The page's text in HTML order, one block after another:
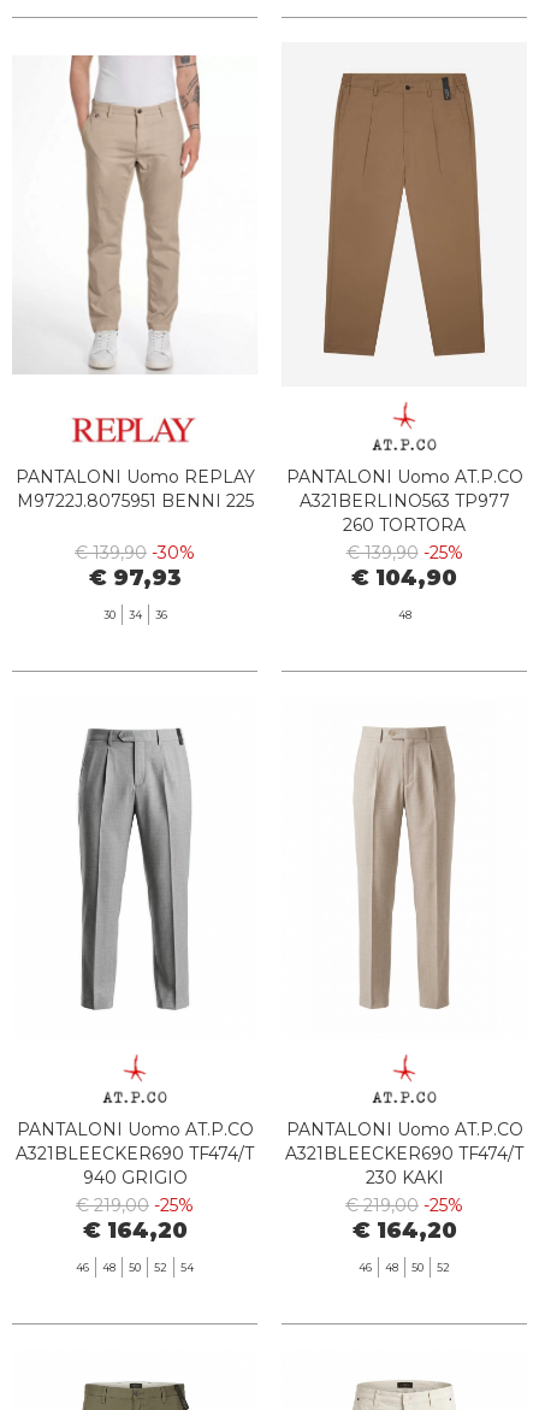
PANTALONI Uomo REPLAY
M9722J.8075951 BENNI 225
€ 139,90 -30%
€ 97,93
30 34 36
PANTALONI Uomo AT.P.CO
A321BERLINO563 TP977
260 TORTORA
€ 139,90 -25%
€ 104,90
48
PANTALONI Uomo AT.P.CO
A321BLEECKER690 TF474/T
940 GRIGIO
€ 219,00 -25%
€ 164,20
46 48 50 52 54
PANTALONI Uomo AT.P.CO
A321BLEECKER690 TF474/T
230 KAKI
€ 219,00 -25%
€ 164,20
46 48 50 52